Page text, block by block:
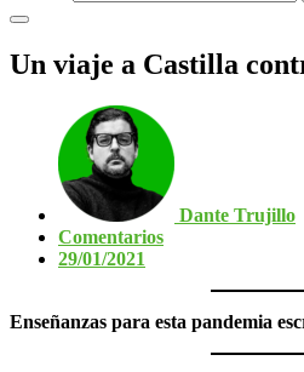
Un viaje a Castilla
Dante Trujillo
Comentarios
29/01/2021
Enseñanzas para esta pandemia